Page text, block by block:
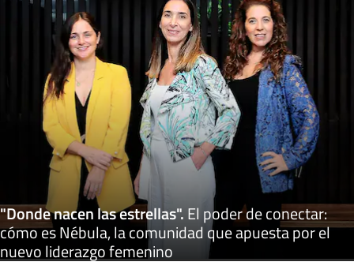
"Donde nacen las estrellas".El poder de conectar:
cómo es Nébula, la comunidad que apuesta por el
nuevo liderazgo femenino